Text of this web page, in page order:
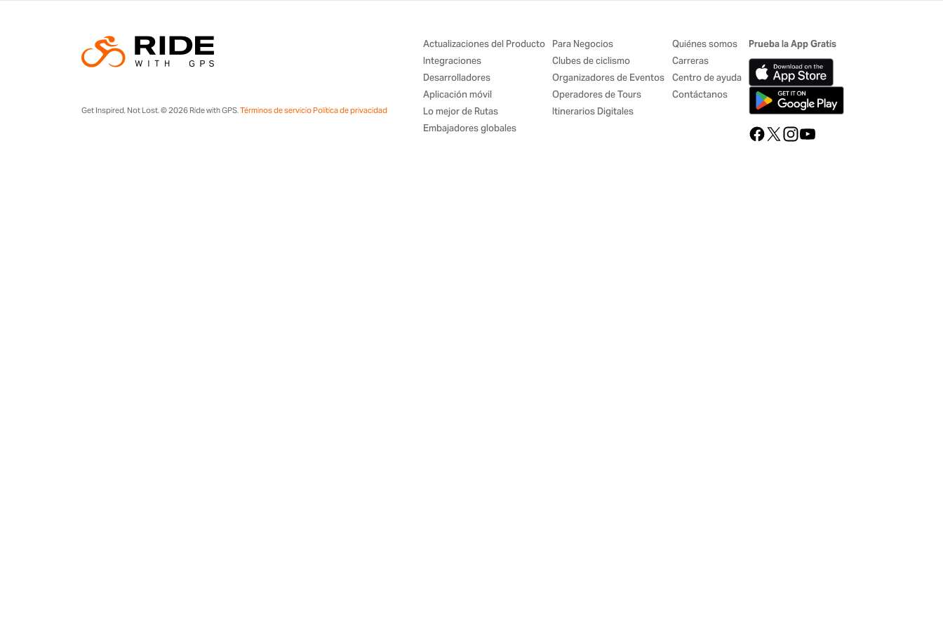
Get Inspired, Not Lost. © 2026 Ride with GPS.Términos de servicioPolítica de privacidad
Actualizaciones del Producto
Integraciones
Desarrolladores
Aplicación móvil
Lo mejor de Rutas
Embajadores globales
Para Negocios
Clubes de ciclismo
Organizadores de Eventos
Operadores de Tours
Itinerarios Digitales
Quiénes somos
Carreras
Centro de ayuda
Contáctanos
Prueba la App Gratis